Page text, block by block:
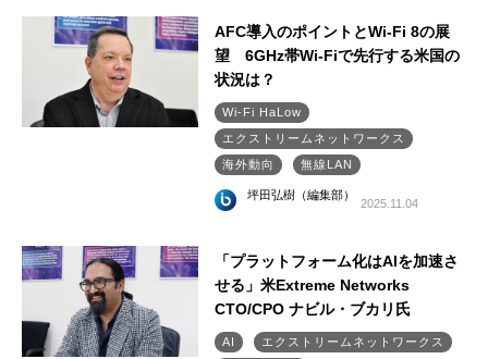
AFC導入のポイントとWi-Fi 8の展
望 6GHz帯Wi-Fiで先行する米国の
状況は？
Wi-Fi HaLow
エクストリームネットワークス
海外動向
無線LAN
坪田弘樹（編集部）
2025.11.04
「プラットフォーム化はAIを加速さ
せる」米Extreme Networks
CTO/CPO ナビル・ブカリ氏
AI
エクストリームネットワークス